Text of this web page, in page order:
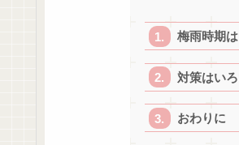
梅雨時期
対策はい
おわりに